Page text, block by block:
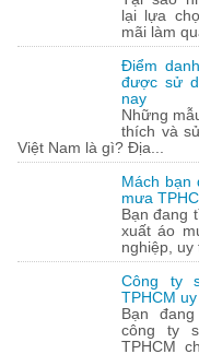
lại lựa
mãi làm
Điểm
được sử
nay
Những
thích và
Việt Nam là gì? Địa...
Mách bạn
mưa
Bạn đang
xuất áo
nghiệp, uy
Công ty
TPHCM
Bạn
công ty
TPHCM